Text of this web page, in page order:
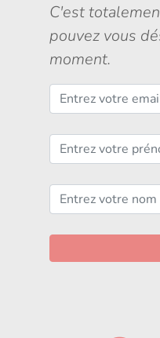
C'est
pouvez vous
moment.